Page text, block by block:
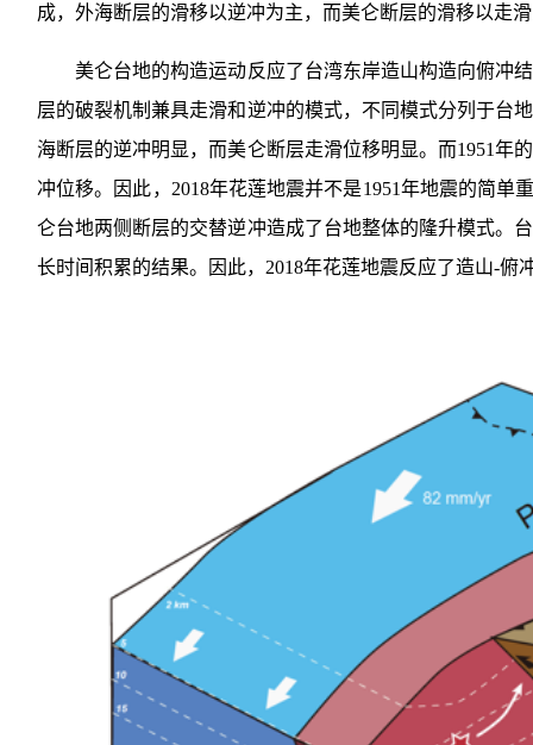
成，外海断层的滑移以逆冲为主，而美仑断层的滑移以走
美仑台地的构造运动反应了台湾东岸造山构造向俯冲
层的破裂机制兼具走滑和逆冲的模式，不同模式分列于台
海断层的逆冲明显，而美仑断层走滑位移明显。而1951年
冲位移。因此，2018年花莲地震并不是1951年地震的简单
仑台地两侧断层的交替逆冲造成了台地整体的隆升模式。
长时间积累的结果。因此，2018年花莲地震反应了造山-俯